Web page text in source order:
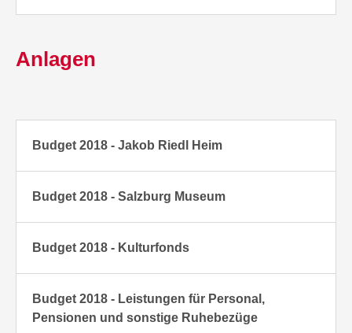
Anlagen
Budget 2018 - Jakob Riedl Heim
Budget 2018 - Salzburg Museum
Budget 2018 - Kulturfonds
Budget 2018 - Leistungen für Personal,
Pensionen und sonstige Ruhebezüge